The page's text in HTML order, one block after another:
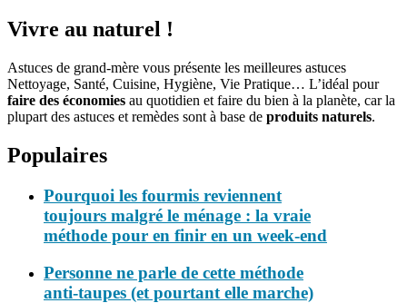
Vivre au naturel !
Astuces de grand-mère vous présente les meilleures astuces
Nettoyage, Santé, Cuisine, Hygiène, Vie Pratique… L’idéal pour
faire des économies au quotidien et faire du bien à la planète, car la
plupart des astuces et remèdes sont à base de produits naturels.
Populaires
Pourquoi les fourmis reviennent
toujours malgré le ménage : la vraie
méthode pour en finir en un week-end
Personne ne parle de cette méthode
anti-taupes (et pourtant elle marche)